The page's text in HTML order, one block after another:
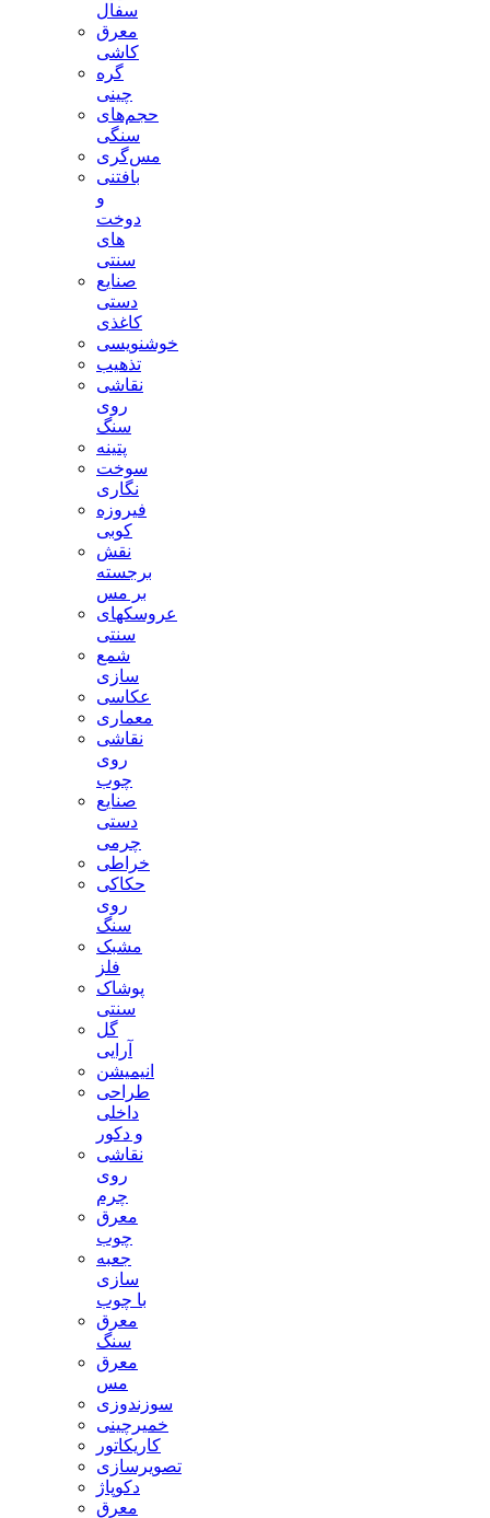
سفال
معرق
کاشی
گره
چینی
حجم‌های
سنگی
مس‌گری
بافتنی‌
و
دوخت
های
سنتی
صنایع
دستی
کاغذی
خوشنویسی
تذهیب
نقاشی
روی
سنگ
پتینه
سوخت
نگاری
فیروزه
کوبی
نقش
برجسته
بر مس
عروسکهای
سنتی
شمع
سازی
عکاسی
معماری
نقاشی
روی
چوب
صنایع
دستی
چرمی
خراطی
حکاکی
روی
سنگ
مشبک
فلز
پوشاک
سنتی
گل
آرایی
انیمیشن
طراحی
داخلی
و دکور
نقاشی
روی
چرم
معرق
چوب
جعبه
سازی
با چوب
معرق
سنگ
معرق
مس
سوزندوزی
خمیرچینی
کاریکاتور
تصویرسازی
دکوپاژ
معرق